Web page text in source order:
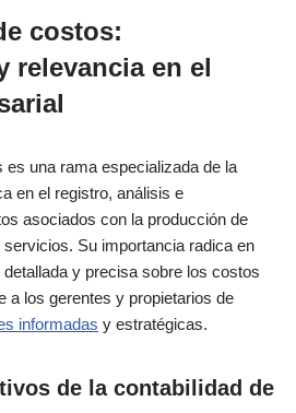
costos:
relevancia en el
es una rama especializada de la
en el registro, análisis e
asociados con la producción de
Su importancia radica en
y precisa sobre los costos
a los gerentes y propietarios de
informadas y estratégicas.
de la contabilidad de